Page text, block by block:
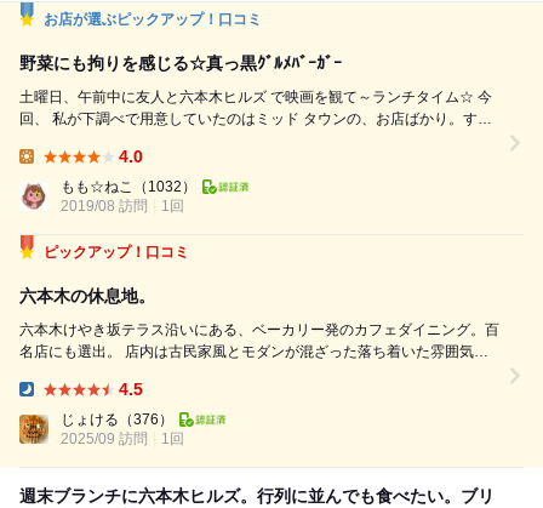
お店が選ぶピックアップ！口コミ
野菜にも拘りを感じる☆真っ黒ｸﾞﾙﾒﾊﾞｰｶﾞｰ
土曜日、午前中に友人と六本木ヒルズ で映画を観て～ランチタイム☆ 今
回、 私が下調べで用意していたのはミッド タウンの、お店ばかり。すで
開催中の 六本木グルメバーガーグランプリ2019 のパンフレットをザッと
見てヒトキワ 異彩を放ち一番気になったコチラの～ 真っ黒なグルメバー
ガーをいただきに☆ 場所は六本木...
4.0
もも☆ねこ
（1032）
2019/08 訪問
1回
ピックアップ！口コミ
六本木の休息地。
六本木けやき坂テラス沿いにある、ベーカリー発のカフェダイニング。百
名店にも選出。 店内は古民家風とモダンが混ざった落ち着いた雰囲気
ルティーヌやグッドブレックファスト、デザートはフォンダンショコラが
人気。 【注文内容】 フ...
4.5
じょける （376）
2025/09 訪問
1回
週末ブランチに六本木ヒルズ。行列に並んでも食べたい。ブリ